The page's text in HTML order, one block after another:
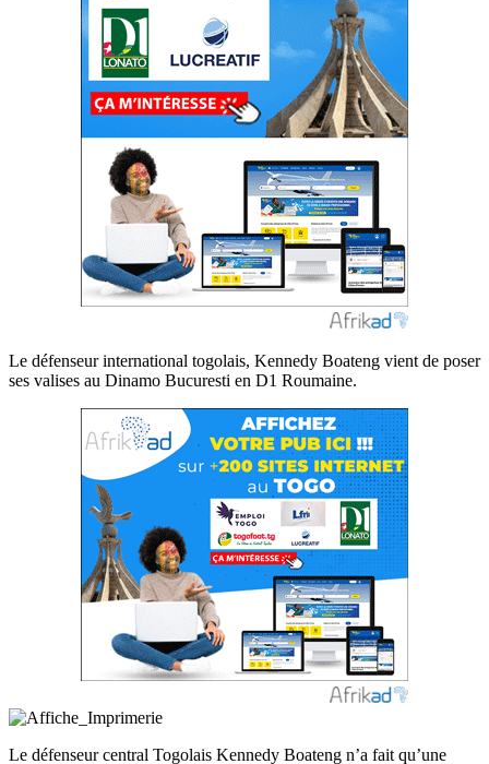
Le défenseur international togolais, Kennedy Boateng vient de poser
ses valises au Dinamo Bucuresti en D1 Roumaine.
Le défenseur central Togolais Kennedy Boateng n’a fait qu’une